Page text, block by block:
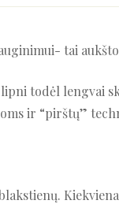
tai
todėl lengvai
ir “pirštų”